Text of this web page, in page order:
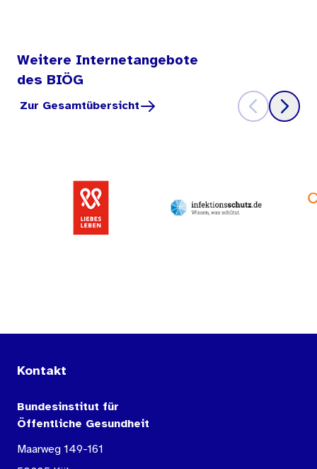
Weitere Internetangebote
des BIÖG
Zur Gesamtübersicht
Kontakt
Bundesinstitut für
Öffentliche Gesundheit
Maarweg 149-161